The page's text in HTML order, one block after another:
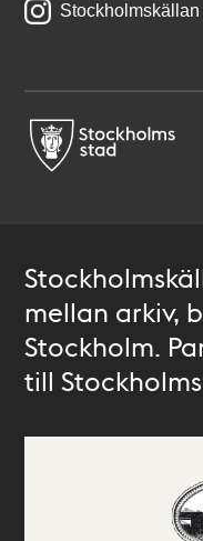
mellan arkiv,
Stockholm.
till